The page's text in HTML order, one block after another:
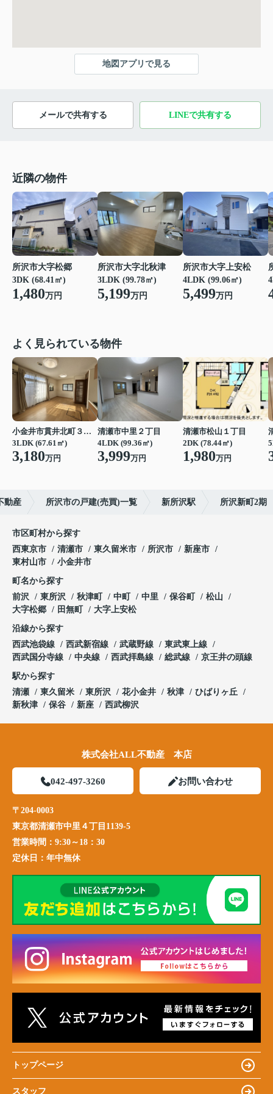
地図アプリで見る
メールで共有する LINEで共有する
近隣の物件
所沢市大字松郷
3DK (68.41㎡)
1,480万円
所沢市大字北秋津
3LDK (99.78㎡)
5,199万円
所沢市大字上安松
4LDK (99.06㎡)
5,499万円
よく見られている物件
小金井市貫井北町３丁目
3LDK (67.61㎡)
3,180万円
清瀬市中里２丁目
4LDK (99.36㎡)
3,999万円
清瀬市松山１丁目
2DK (78.44㎡)
1,980万円
動産 所沢市の戸建(売買)一覧 新所沢駅 所沢新町2期
市区町村から探す
西東京市
清瀬市 東久留米市 所沢市
新座市
東村山市
小金井市
町名から探す
前沢
東所沢 秋津町 中町 中里 保谷町
松山
大字松郷
田無町 大字上安松
沿線から探す
西武池袋線
西武新宿線 武蔵野線
東武東上線
西武国分寺線
中央線 西武拝島線 総武線 京王井の頭線
駅から探す
清瀬
東久留米 東所沢 花小金井 秋津
ひばりヶ丘
新秋津
保谷 新座 西武柳沢
株式会社ALL不動産 本店
042-497-3260 お問い合わせ
〒204-0003
東京都清瀬市中里４丁目1139-5
営業時間： 9:30～18：30
定休日： 年中無休
トップページ
スタッフ